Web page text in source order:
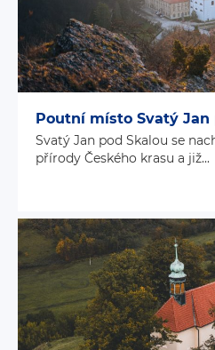
Poutní místo Svatý Jan
Svatý Jan pod Skalou se
přírody Českého krasu a již...